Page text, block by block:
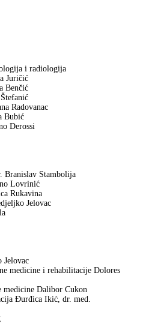
i radiologija
Juričić
Benčić
Radovanac
Bubić
Derossi
Branislav Stambolija
Lovrinić
Rukavina
Jelovac
Jelovac
medicine i rehabilitacije Dolores
medicine Dalibor Cukon
Đurđica Ikić, dr. med.